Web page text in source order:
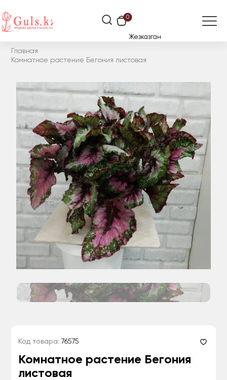
0
Жезказган
Главная
Комнатное растение Бегония листовая
Код товара: 76575
Комнатное растение Бегония
листовая